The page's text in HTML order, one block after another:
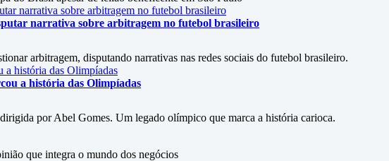
narrativa sobre arbitragem no futebol brasileiro
arbitragem, disputando narrativas nas redes sociais do futebol brasileiro.
a história das Olimpíadas
por Abel Gomes. Um legado olímpico que marca a história carioca.
que integra o mundo dos negócios